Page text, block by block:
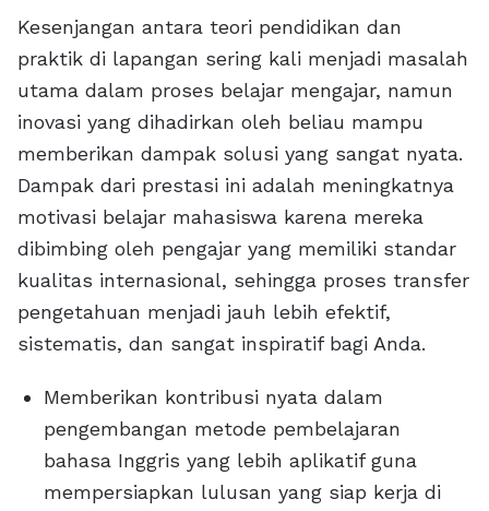
Kesenjangan antara teori pendidikan dan
praktik di lapangan sering kali menjadi masalah
utama dalam proses belajar mengajar, namun
inovasi yang dihadirkan oleh beliau mampu
memberikan dampak solusi yang sangat nyata.
Dampak dari prestasi ini adalah meningkatnya
motivasi belajar mahasiswa karena mereka
dibimbing oleh pengajar yang memiliki standar
kualitas internasional, sehingga proses transfer
pengetahuan menjadi jauh lebih efektif,
sistematis, dan sangat inspiratif bagi Anda.
Memberikan kontribusi nyata dalam
pengembangan metode pembelajaran
bahasa Inggris yang lebih aplikatif guna
mempersiapkan lulusan yang siap kerja di